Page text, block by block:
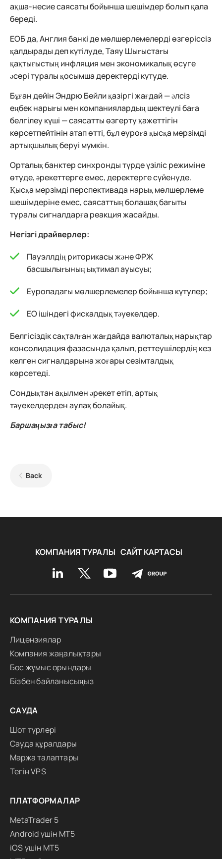
ақша-несие саясаты бойынша шешімдер болып қала
береді.
ЕОБ да, Англия банкі де мөлшерлемелерді өзгеріссіз
қалдырады деп күтілуде, Таяу Шығыстағы
қақтығыстың инфляция мен экономикалық өсуге
әсері туралы қосымша деректерді күтуде.
Бұған дейін Эндрю Бейли қазіргі жағдай — әлсіз
еңбек нарығы мен компаниялардың шектеулі баға
белгілеу күші — саясатты өзгерту қажеттігін
көрсетпейтінін атап өтті, бұл еуроға қысқа мерзімді
артықшылық беруі мүмкін.
Орталық банктер синхронды түрде үзіліс режиміне
өтуде, әрекеттерге емес, деректерге сүйенуде.
Қысқа мерзімді перспективада нарық мөлшерлеме
шешімдеріне емес, саясаттың болашақ бағыты
туралы сигналдарға реакция жасайды.
Негізгі драйверлер:
Пауэллдің риторикасы және ФРЖ
басшылығының ықтимал ауысуы;
Еуропадағы мөлшерлемелер бойынша күтулер;
ЕО ішіндегі фискалдық тәуекелдер.
Белгісіздік сақталған жағдайда валюталық нарықтар
консолидация фазасында қалып, реттеушілердің кез
келген сигналдарына жоғары сезімталдық
көрсетеді.
Сондықтан ақылмен әрекет етіп, артық
тәуекелдерден аулақ болайық.
Баршаңызға табыс!
Back
КОМПАНИЯ ТУРАЛЫ САЙТ КАРТАСЫ
КОМПАНИЯ ТУРАЛЫ
Лицензиялар
Компания жаңалықтары
Бос жұмыс орындары
Бізбен байланысыңыз
САУДА
Шот түрлері
Сауда құралдары
Маржа талаптары
Тегін VPS
ПЛАТФОРМАЛАР
MetaTrader 5
Android үшін MT5
iOS үшін MT5